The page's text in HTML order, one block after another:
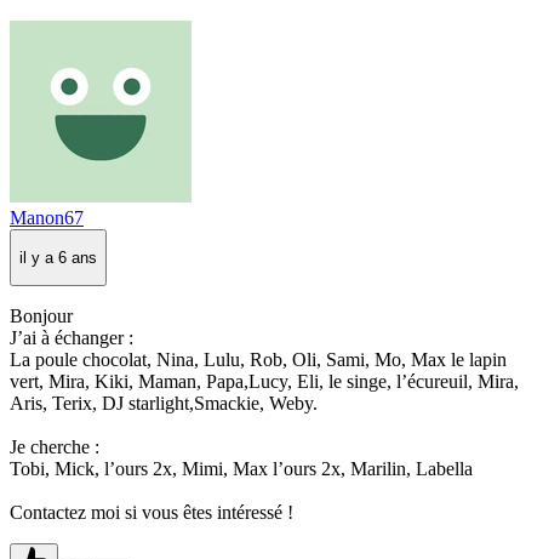
Manon67
il y a 6 ans
Bonjour
J’ai à échanger :
La poule chocolat, Nina, Lulu, Rob, Oli, Sami, Mo, Max le lapin
vert, Mira, Kiki, Maman, Papa,Lucy, Eli, le singe, l’écureuil, Mira,
Aris, Terix, DJ starlight,Smackie, Weby.
Je cherche :
Tobi, Mick, l’ours 2x, Mimi, Max l’ours 2x, Marilin, Labella
Contactez moi si vous êtes intéressé !